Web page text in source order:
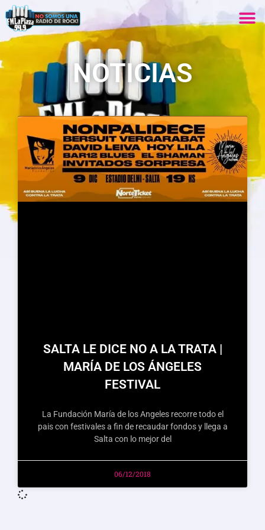
NOTICIAS
SALTA LE DICE NO A LA TRATA |
MARÍA DE LOS ÁNGELES
FESTIVAL
La Fundación María de los Angeles recorre todo el
pais con festivales a fin de recaudar fondos y llega a
Salta con lo mejor del
06/12/2018